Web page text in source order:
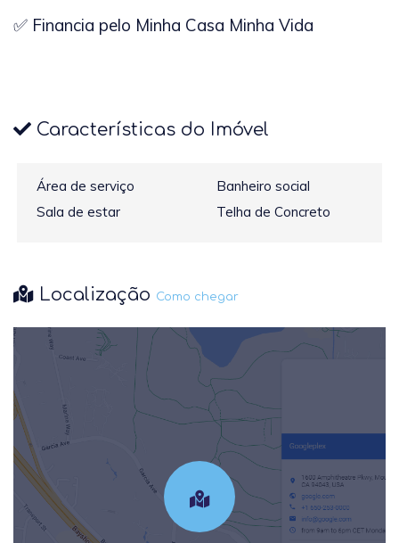
✅ Financia pelo Minha Casa Minha Vida
Características do Imóvel
Área de serviço
Banheiro social
Sala de estar
Telha de Concreto
Localização Como chegar